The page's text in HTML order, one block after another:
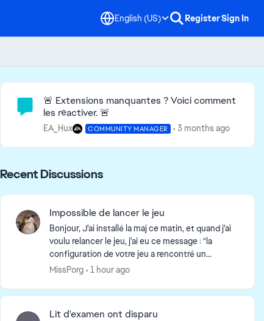
English (US) RegisterSign In
Community Highlights
🚨 Extensions manquantes ? Voici comment
les réactiver. 🚨
EA_Hux COMMUNITY MANAGER 3 months ago
Recent Discussions
Impossible de lancer le jeu
Bonjour, J'ai installé la maj ce matin, et quand j'ai
voulu relancer le jeu, j'ai eu ce message : "la
configuration de votre jeu a rencontré un
problème, veuillez réinstaller votre jeu". Je joue
MissPorg 1 hour ago
Lit d'examen ont disparu